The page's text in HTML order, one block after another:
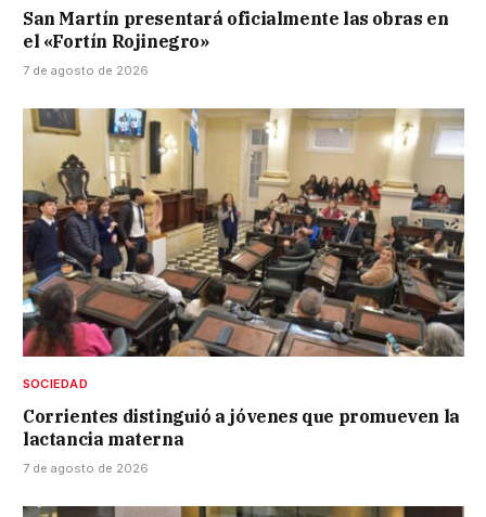
San Martín presentará oficialmente las obras en
el «Fortín Rojinegro»
7 de agosto de 2026
SOCIEDAD
Corrientes distinguió a jóvenes que promueven la
lactancia materna
7 de agosto de 2026